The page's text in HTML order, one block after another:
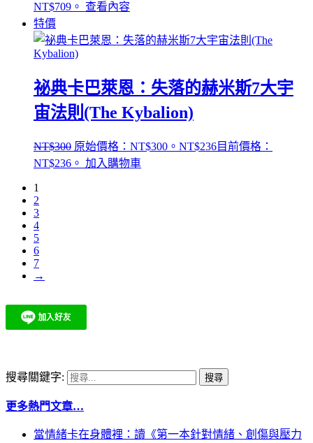
NT$709。 查看內容
特價
祕典卡巴萊恩：失落的赫米斯7大宇
宙法則(The Kybalion)
NT$300 原始價格：NT$300。 NT$236目前價格：
NT$236。 加入購物車
1
2
3
4
5
6
7
→
搜尋關鍵字:
更多熱門文章…
當情緒卡在身體裡：讀《第一本針對情緒、創傷與壓力